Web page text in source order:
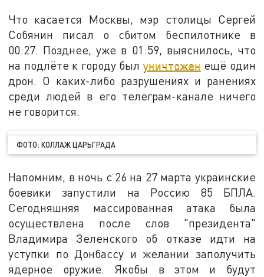
Что касается Москвы, мэр столицы Сергей
Собянин писал о сбитом беспилотнике в
00:27. Позднее, уже в 01:59, выяснилось, что
на подлёте к городу был уничтожен ещё один
дрон. О каких-либо разрушениях и ранениях
среди людей в его телеграм-канале ничего
не говорится.
ФОТО: КОЛЛАЖ ЦАРЬГРАДА
Напомним, в ночь с 26 на 27 марта украинские
боевики запустили на Россию 85 БПЛА.
Сегодняшняя массированная атака была
осуществлена после слов "президента"
Владимира Зеленского об отказе идти на
уступки по Донбассу и желании заполучить
ядерное оружие. Якобы в этом и будут